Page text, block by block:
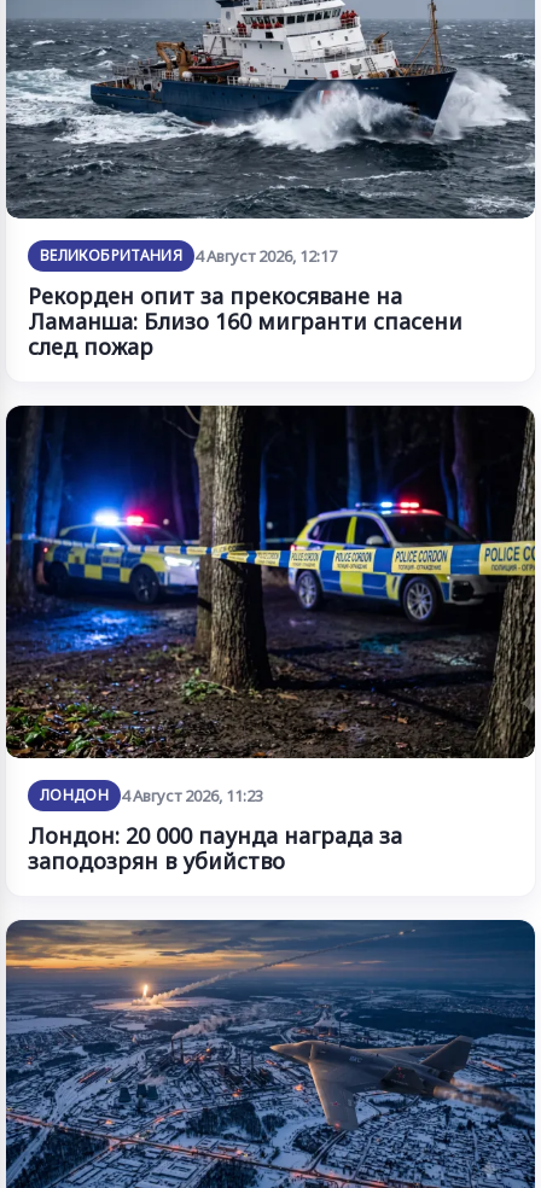
ВЕЛИКОБРИТАНИЯ 4 Август 2026, 12:17
Рекорден опит за прекосяване на
Ламанша: Близо 160 мигранти спасени
след пожар
ЛОНДОН 4 Август 2026, 11:23
Лондон: 20 000 паунда награда за
заподозрян в убийство